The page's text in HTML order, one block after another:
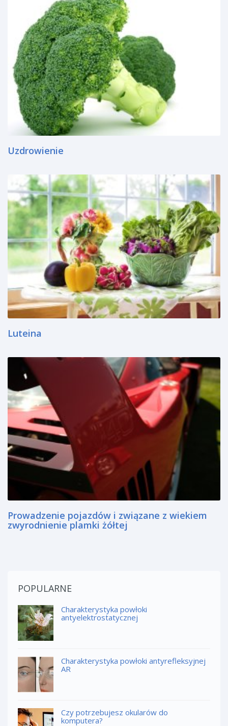
Uzdrowienie
Luteina
Prowadzenie pojazdów i związane z wiekiem
zwyrodnienie plamki żółtej
POPULARNE
Charakterystyka powłoki
antyelektrostatycznej
Charakterystyka powłoki antyrefleksyjnej
AR
Czy potrzebujesz okularów do
komputera?